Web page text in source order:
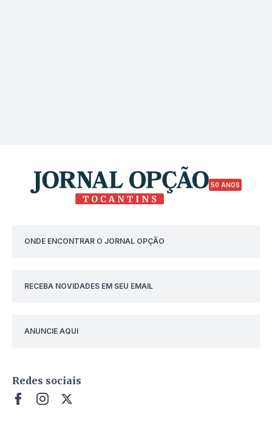
50 ANOS
ONDE ENCONTRAR O JORNAL OPÇÃO
RECEBA NOVIDADES EM SEU EMAIL
ANUNCIE AQUI
Redes sociais